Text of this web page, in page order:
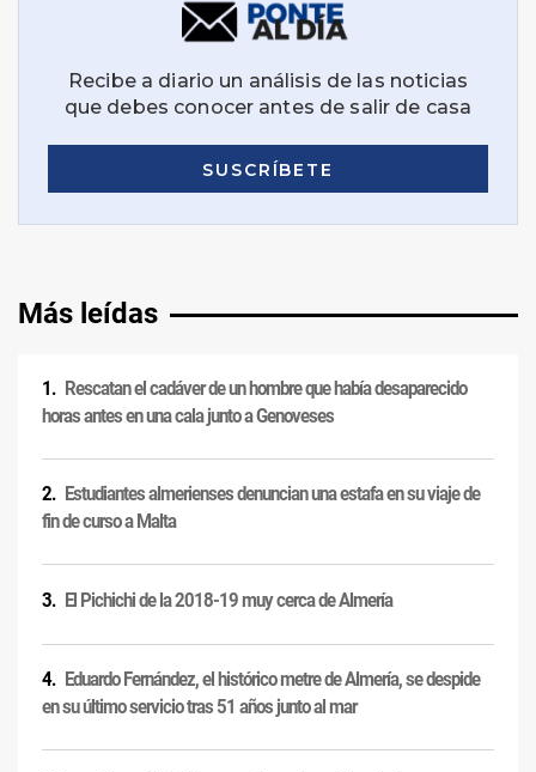
Más leídas
Rescatan el cadáver de un hombre que había desaparecido
horas antes en una cala junto a Genoveses
Estudiantes almerienses denuncian una estafa en su viaje de
fin de curso a Malta
El Pichichi de la 2018-19 muy cerca de Almería
Eduardo Fernández, el histórico metre de Almería, se despide
en su último servicio tras 51 años junto al mar